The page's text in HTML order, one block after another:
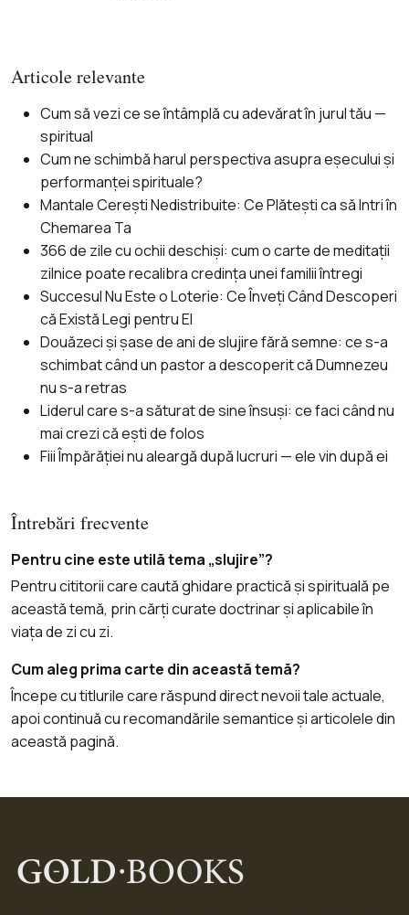
Articole relevante
Cum să vezi ce se întâmplă cu adevărat în jurul tău —
spiritual
Cum ne schimbă harul perspectiva asupra eșecului și
performanței spirituale?
Mantale Cerești Nedistribuite: Ce Plătești ca să Intri în
Chemarea Ta
366 de zile cu ochii deschiși: cum o carte de meditații
zilnice poate recalibra credința unei familii întregi
Succesul Nu Este o Loterie: Ce Înveți Când Descoperi
că Există Legi pentru El
Douăzeci și șase de ani de slujire fără semne: ce s-a
schimbat când un pastor a descoperit că Dumnezeu
nu s-a retras
Liderul care s-a săturat de sine însuși: ce faci când nu
mai crezi că ești de folos
Fiii Împărăției nu aleargă după lucruri — ele vin după ei
Întrebări frecvente
Pentru cine este utilă tema „slujire”?
Pentru cititorii care caută ghidare practică și spirituală pe
această temă, prin cărți curate doctrinar și aplicabile în
viața de zi cu zi.
Cum aleg prima carte din această temă?
Începe cu titlurile care răspund direct nevoii tale actuale,
apoi continuă cu recomandările semantice și articolele din
această pagină.